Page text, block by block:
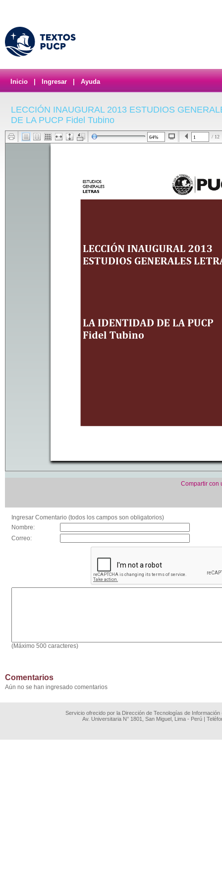
Inicio Ingresar Ayuda
LECCIÓN INAUGURAL 2013 ESTUDIOS
DE LA PUCP Fidel Tubino
/ 12
Compartir con
Ingresar Comentario (todos los campos son obligatorios)
Nombre:
Correo:
(Máximo 500 caracteres)
Comentarios
Aún no se han ingresado comentarios
Servicio ofrecido por la Dirección de Tecnologías de
Av. Universitaria N° 1801, San Miguel, Lima - Perú |